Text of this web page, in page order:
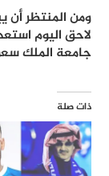
ومن المنتظر أن
لاحق اليوم
جامعة الملك
ذات صلة